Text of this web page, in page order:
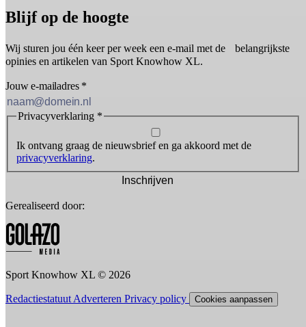
Blijf op de hoogte
Wij sturen jou één keer per week een e-mail met de belangrijkste
opinies en artikelen van Sport Knowhow XL.
Jouw e-mailadres *
Privacyverklaring *
Ik ontvang graag de nieuwsbrief en ga akkoord met de
privacyverklaring.
Inschrijven
Gerealiseerd door:
Sport Knowhow XL © 2026
Redactiestatuut Adverteren Privacy policy Cookies aanpassen